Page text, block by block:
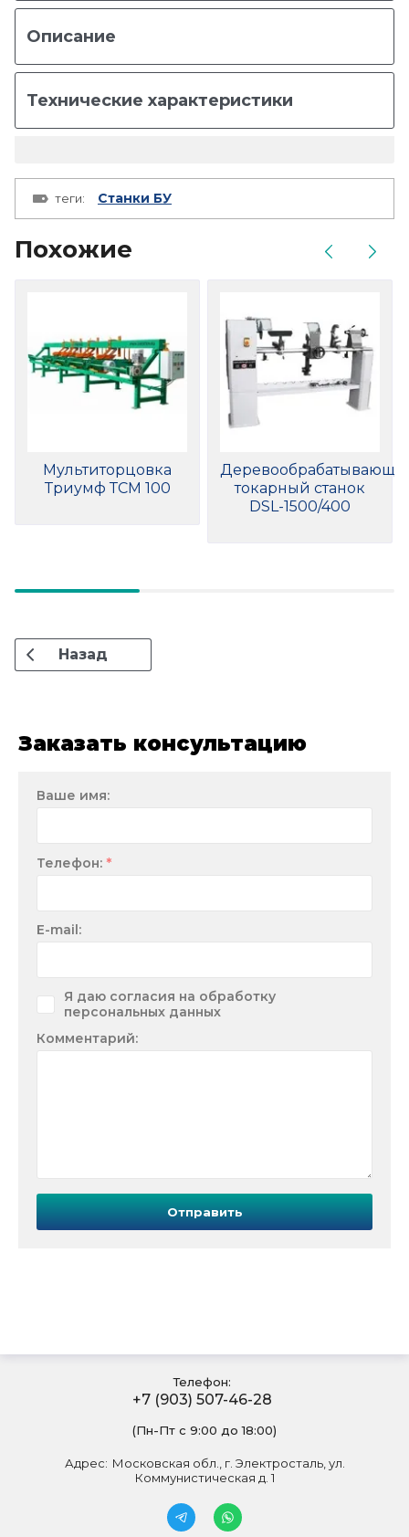
Описание
Технические характеристики
теги: Станки БУ
Похожие
Мультиторцовка
Триумф ТСМ 100
токарный станок
DSL-1500/400
Назад
Заказать консультацию
Ваше имя:
Телефон: *
E-mail:
Я даю согласия на обработку
персональных данных
Комментарий:
Отправить
Телефон:
+7 (903) 507-46-28
(Пн-Пт с 9:00 до 18:00)
Адрес: Московская обл., г. Электросталь, ул.
Коммунистическая д. 1